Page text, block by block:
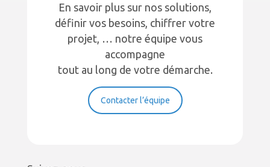
En savoir plus sur nos solutions,
définir vos besoins, chiffrer votre
projet, … notre équipe vous
accompagne
tout au long de votre démarche.
Contacter l’équipe